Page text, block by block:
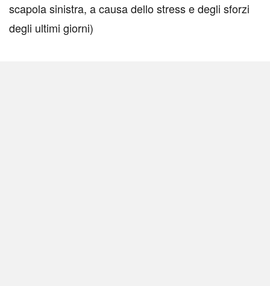
scapola sinistra, a causa dello stress e degli sforzi
degli ultimi giorni)